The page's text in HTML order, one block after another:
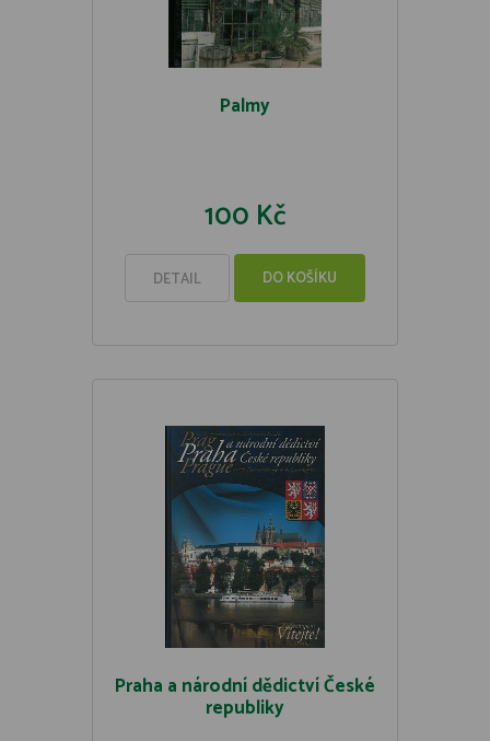
Palmy
100 Kč
DETAIL DO KOŠÍKU
Praha a národní dědictví České
republiky